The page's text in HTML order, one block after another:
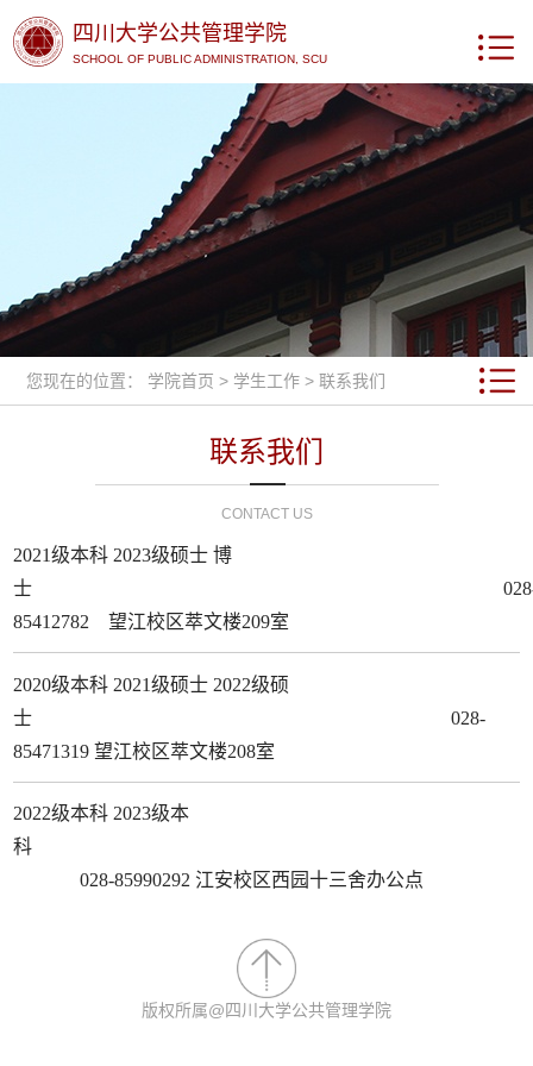
四川大学公共管理学院
SCHOOL OF PUBLIC ADMINISTRATION, SCU
您现在的位置： 学院首页 > 学生工作 >联系我们
联系我们
CONTACT US
2021级本科 2023级硕士 博
士
85412782 望江校区萃文楼209室
2020级本科 2021级硕士 2022级硕
士 028-
85471319 望江校区萃文楼208室
2022级本科 2023级本
科
028-85990292 江安校区西园十三舍办公点
版权所属@四川大学公共管理学院